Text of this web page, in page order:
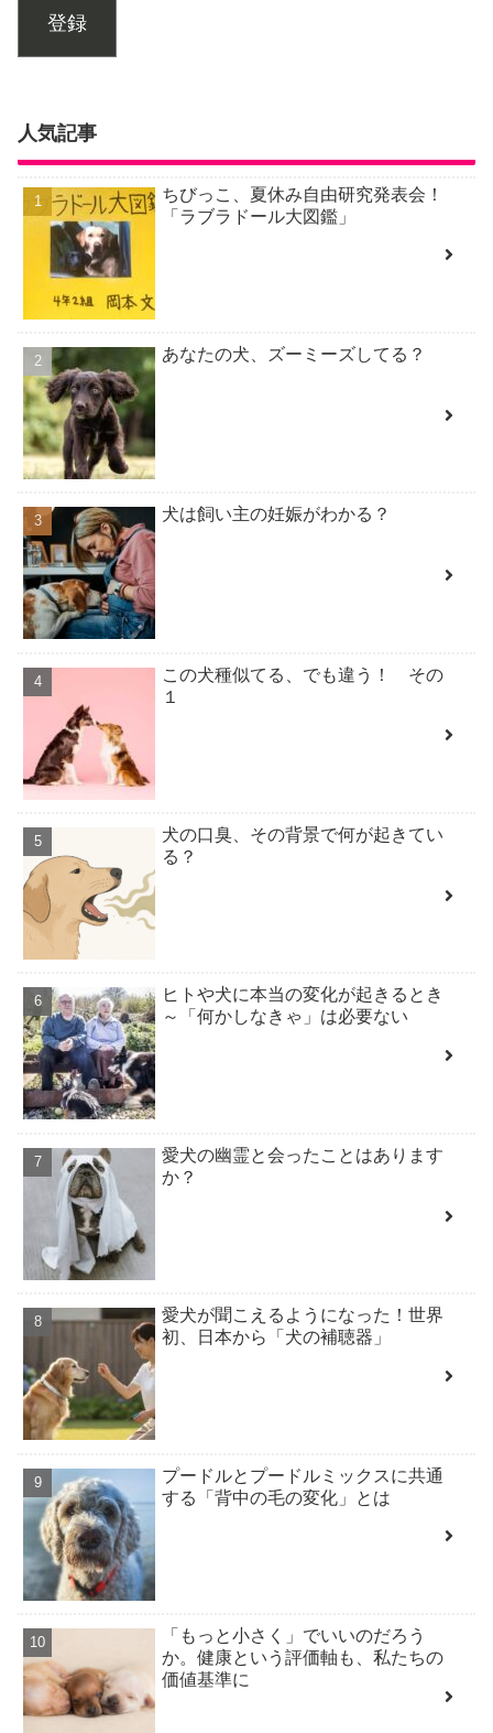
登録
人気記事
ちびっこ、夏休み自由研究発表会！
「ラブラドール大図鑑」
あなたの犬、ズーミーズしてる？
犬は飼い主の妊娠がわかる？
この犬種似てる、でも違う！ その
１
犬の口臭、その背景で何が起きてい
る？
ヒトや犬に本当の変化が起きるとき
～「何かしなきゃ」は必要ない
愛犬の幽霊と会ったことはあります
か？
愛犬が聞こえるようになった！世界
初、日本から「犬の補聴器」
プードルとプードルミックスに共通
する「背中の毛の変化」とは
「もっと小さく」でいいのだろう
か。健康という評価軸も、私たちの
価値基準に